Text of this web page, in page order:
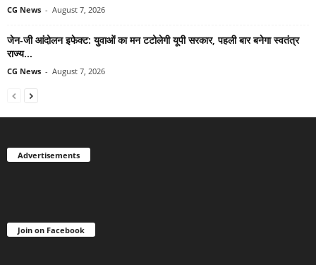
CG News - August 7, 2026
जेन-जी आंदोलन इफेक्ट: युवाओं का मन टटोलेगी यूपी सरकार, पहली बार बनेगा स्वतंत्र
राज्य...
CG News - August 7, 2026
Advertisements
Join on Facebook